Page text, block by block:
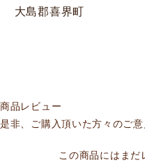
大島郡喜界町
商品レビュー
是非、ご購入頂いた方々のご
この商品にはまだ